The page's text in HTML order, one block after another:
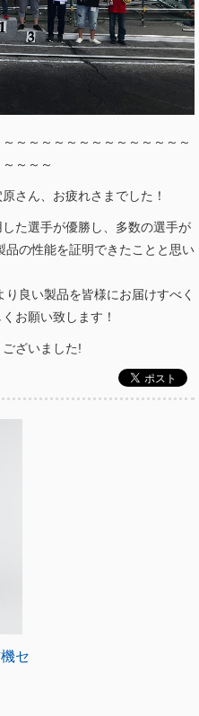
～～～～～～～～～～～～～～
～～～
さん、お疲れさまでした！
た選手が優勝し、多数の選手が
品の性能を証明できたことと思い
良い製品を皆様にお届けすべく
お願い致します！
ざいました!
セ